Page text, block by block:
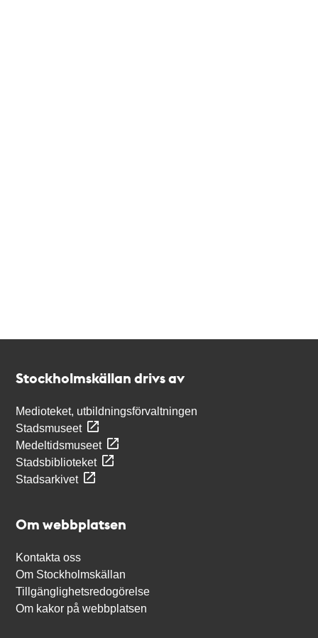
Stockholmskällan drivs av
Medioteket, utbildningsförvaltningen
Stadsmuseet
Medeltidsmuseet
Stadsbiblioteket
Stadsarkivet
Om webbplatsen
Kontakta oss
Om Stockholmskällan
Tillgänglighetsredogörelse
Om kakor på webbplatsen